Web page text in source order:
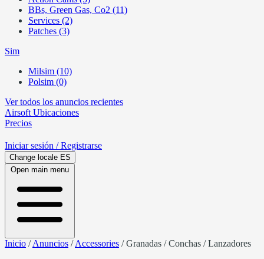
BBs, Green Gas, Co2 (11)
Services (2)
Patches (3)
Sim
Milsim (10)
Polsim (0)
Ver todos los anuncios recientes
Airsoft Ubicaciones
Precios
Iniciar sesión / Registrarse
Change locale ES
Open main menu
Inicio /Anuncios /Accessories /Granadas / Conchas / Lanzadores